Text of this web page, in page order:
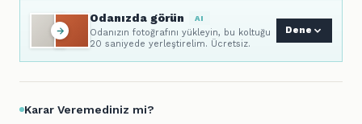
Odanızda görün AI
Odanızın fotoğrafını yükleyin, bu koltuğu
20 saniyede yerleştirelim. Ücretsiz.
Dene
Karar Veremediniz mi?